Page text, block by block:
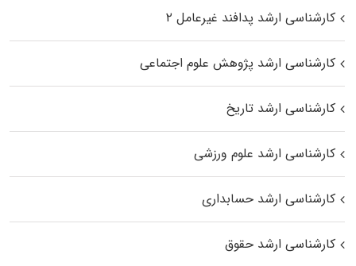
کارشناسی ارشد پدافند غیرعامل ۲
کارشناسی ارشد پژوهش علوم اجتماعی
کارشناسی ارشد تاریخ
کارشناسی ارشد علوم ورزشی
کارشناسی ارشد حسابداری
کارشناسی ارشد حقوق